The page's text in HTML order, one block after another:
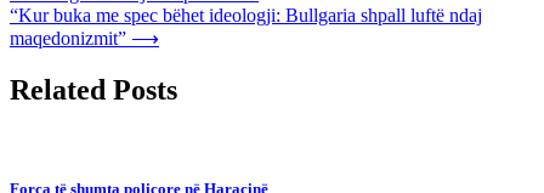
navigation
“Kur buka me spec bëhet ideologji: Bullgaria shpall luftë ndaj
maqedonizmit” ⟶
Related Posts
Forca të shumta policore në Haraçinë